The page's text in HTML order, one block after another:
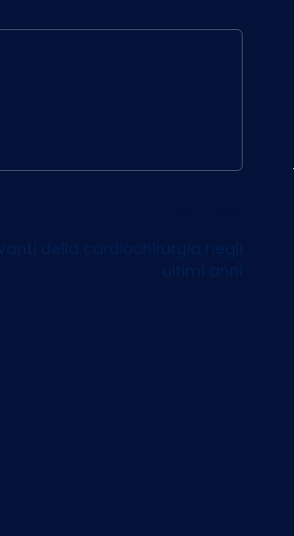
della cardiochirurgia negli